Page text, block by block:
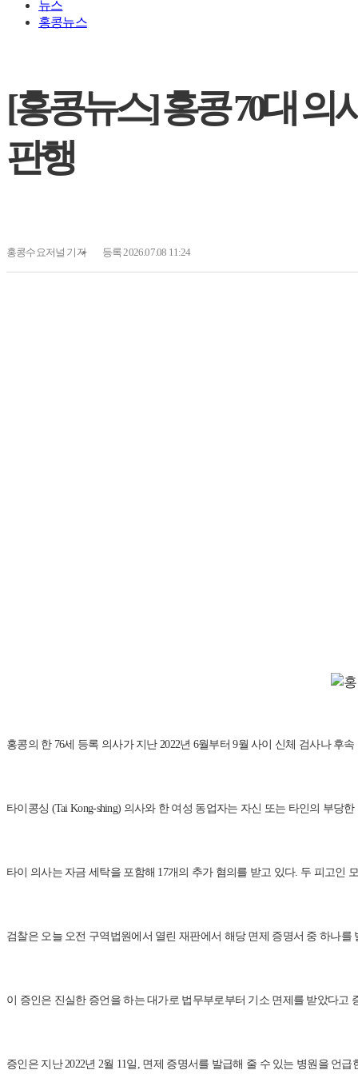
뉴스
홍콩뉴스
[홍콩뉴스] 홍콩 70대 의
판행
홍콩수요저널 기자 등록 2026.07.08 11:24
홍콩의 한 76세 등록 의사가 지난 2022년 6월부터 9월 사이 신체 검사나 후
타이콩싱 (Tai Kong-shing) 의사와 한 여성 동업자는 자신 또는 타인의 부당
타이 의사는 자금 세탁을 포함해 17개의 추가 혐의를 받고 있다. 두 피고인
검찰은 오늘 오전 구역법원에서 열린 재판에서 해당 면제 증명서 중 하나
이 증인은 진실한 증언을 하는 대가로 법무부로부터 기소 면제를 받았다
증인은 지난 2022년 2월 11일, 면제 증명서를 발급해 줄 수 있는 병원을 언